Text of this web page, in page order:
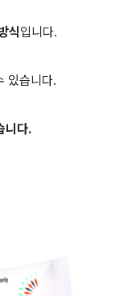
식입니다.
있습니다.
니다.